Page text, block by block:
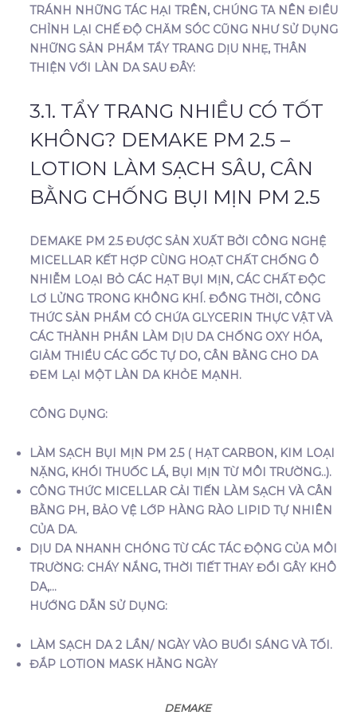
TRÁNH NHỮNG TÁC HẠI TRÊN, CHÚNG TA NÊN ĐIỀU
CHỈNH LẠI CHẾ ĐỘ CHĂM SÓC CŨNG NHƯ SỬ DỤNG
NHỮNG SẢN PHẨM TẨY TRANG DỊU NHẸ, THÂN
THIỆN VỚI LÀN DA SAU ĐÂY:
3.1. TẨY TRANG NHIỀU CÓ TỐT
KHÔNG? DEMAKE PM 2.5 –
LOTION LÀM SẠCH SÂU, CÂN
BẰNG CHỐNG BỤI MỊN PM 2.5
DEMAKE PM 2.5 ĐƯỢC SẢN XUẤT BỞI CÔNG NGHỆ
MICELLAR KẾT HỢP CÙNG HOẠT CHẤT CHỐNG Ô
NHIỄM LOẠI BỎ CÁC HẠT BỤI MỊN, CÁC CHẤT ĐỘC
LƠ LỬNG TRONG KHÔNG KHÍ. ĐỒNG THỜI, CÔNG
THỨC SẢN PHẨM CÓ CHỨA GLYCERIN THỰC VẬT VÀ
CÁC THÀNH PHẦN LÀM DỊU DA CHỐNG OXY HÓA,
GIẢM THIỂU CÁC GỐC TỰ DO, CÂN BẰNG CHO DA
ĐEM LẠI MỘT LÀN DA KHỎE MẠNH.
CÔNG DỤNG:
LÀM SẠCH BỤI MỊN PM 2.5 ( HẠT CARBON, KIM LOẠI
NẶNG, KHÓI THUỐC LÁ, BỤI MỊN TỪ MÔI TRƯỜNG..).
CÔNG THỨC MICELLAR CẢI TIẾN LÀM SẠCH VÀ CÂN
BẰNG PH, BẢO VỆ LỚP HÀNG RÀO LIPID TỰ NHIÊN
CỦA DA.
DỊU DA NHANH CHÓNG TỪ CÁC TÁC ĐỘNG CỦA MÔI
TRƯỜNG: CHÁY NẮNG, THỜI TIẾT THAY ĐỔI GÂY KHÔ
DA,…
HƯỚNG DẪN SỬ DỤNG:
LÀM SẠCH DA 2 LẦN/ NGÀY VÀO BUỔI SÁNG VÀ TỐI.
ĐẮP LOTION MASK HẰNG NGÀY
DEMAKE